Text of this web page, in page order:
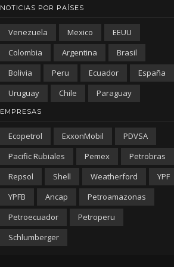
NOTICIAS POR PAÍSES
Venezuela Mexico
EEUU
Colombia
Argentina
Brasil
Bolivia
Peru Ecuador
España
Uruguay
Chile Paraguay
EMPRESAS
Ecopetrol ExxonMobil
PDVSA
Pacific Rubiales
Pemex
Petrobras
Repsol
Shell Weatherford
YPF
YPFB
Ancap
Petroamazonas
Petroecuador
Petroperu
Schlumberger